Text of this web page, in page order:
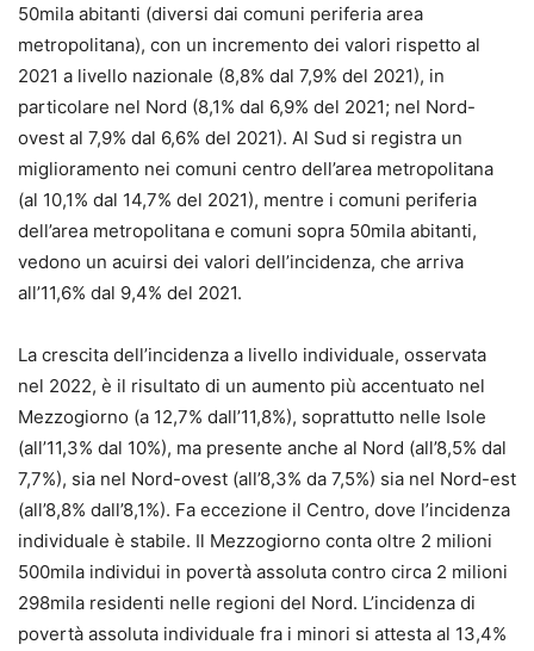
50mila abitanti (diversi dai comuni periferia area
metropolitana), con un incremento dei valori rispetto al
2021 a livello nazionale (8,8% dal 7,9% del 2021), in
particolare nel Nord (8,1% dal 6,9% del 2021; nel Nord-
ovest al 7,9% dal 6,6% del 2021). Al Sud si registra un
miglioramento nei comuni centro dell’area metropolitana
(al 10,1% dal 14,7% del 2021), mentre i comuni periferia
dell’area metropolitana e comuni sopra 50mila abitanti,
vedono un acuirsi dei valori dell’incidenza, che arriva
all’11,6% dal 9,4% del 2021.
La crescita dell’incidenza a livello individuale, osservata
nel 2022, è il risultato di un aumento più accentuato nel
Mezzogiorno (a 12,7% dall’11,8%), soprattutto nelle Isole
(all’11,3% dal 10%), ma presente anche al Nord (all’8,5% dal
7,7%), sia nel Nord-ovest (all’8,3% da 7,5%) sia nel Nord-est
(all’8,8% dall’8,1%). Fa eccezione il Centro, dove l’incidenza
individuale è stabile. Il Mezzogiorno conta oltre 2 milioni
500mila individui in povertà assoluta contro circa 2 milioni
298mila residenti nelle regioni del Nord. L’incidenza di
povertà assoluta individuale fra i minori si attesta al 13,4%